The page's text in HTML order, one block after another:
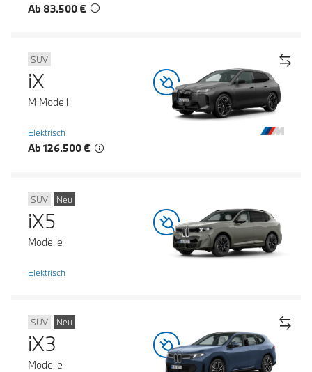
Ab 83.500 €
SUV
iX
M Modell
Elektrisch
Ab 126.500 €
SUV Neu
iX5
Modelle
Elektrisch
SUV Neu
iX3
Modelle